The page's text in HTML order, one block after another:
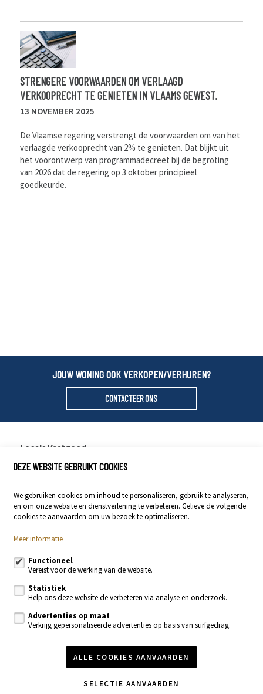
STRENGERE VOORWAARDEN OM VERLAAGD
VERKOOPRECHT TE GENIETEN IN VLAAMS GEWEST.
13 NOVEMBER 2025
De Vlaamse regering verstrengt de voorwaarden om van het
verlaagde verkooprecht van 2% te genieten. Dat blijkt uit
het voorontwerp van programmadecreet bij de begroting
van 2026 dat de regering op 3 oktober principieel
goedkeurde.
JOUW WONING OOK VERKOPEN/VERHUREN?
CONTACTEER ONS
Locals Vastgoed
Stationsstraat 29
054 23 53 83
info@localsvastgoed.be
Volg ons op:
Te huur Nieuwbouw
Recente realisaties
Contacteer ons
Vastgoednieuws & blog
DEZE WEBSITE GEBRUIKT COOKIES
We gebruiken cookies om inhoud te personaliseren, gebruik te analyseren,
en om onze website en dienstverlening te verbeteren. Gelieve de volgende
cookies te aanvaarden om uw bezoek te optimaliseren.
Meer informatie
Functioneel
Vereist voor de werking van de website.
Statistiek
Help ons deze website de verbeteren via analyse en onderzoek.
Advertenties op maat
Verkrijg gepersonaliseerde advertenties op basis van surfgedrag.
ALLE COOKIES AANVAARDEN
SELECTIE AANVAARDEN